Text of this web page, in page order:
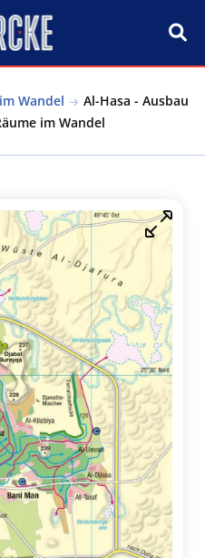
Wandel
Al-Hasa - Ausbau
im Wandel